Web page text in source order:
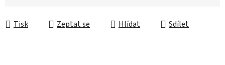
Tisk Zeptat se Hlídat Sdílet